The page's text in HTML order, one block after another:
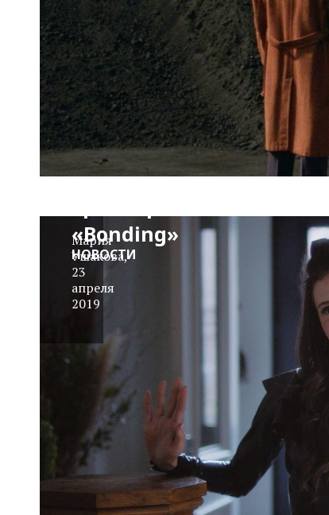
«Bonding»
Мария
Ушакова,
23
апреля
2019
НОВОСТИ